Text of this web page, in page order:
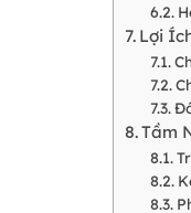
Lợi
Tầm